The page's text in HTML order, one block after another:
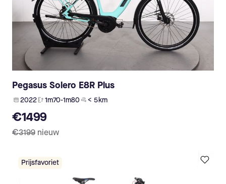
Pegasus Solero E8R Plus
2022 1m70-1m80 < 5 km
€1499
€3199 nieuw
Prijsfavoriet